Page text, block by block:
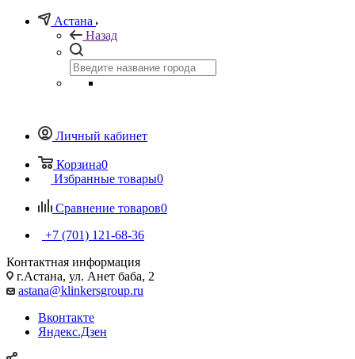
Астана
Назад
Личный кабинет
Корзина0
Избранные товары0
Сравнение товаров0
+7 (701) 121-68-36
Контактная информация
г.Астана, ул. Анет баба, 2
astana@klinkersgroup.ru
Вконтакте
Яндекс.Дзен